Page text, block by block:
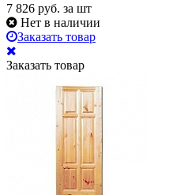
7 826 руб. за шт
Нет в наличии
Заказать товар
Заказать товар